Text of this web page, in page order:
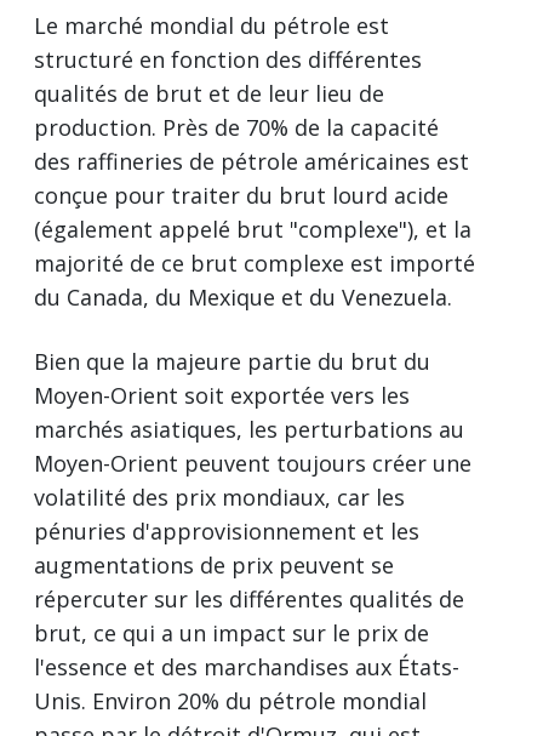
Le marché mondial du pétrole est
structuré en fonction des différentes
qualités de brut et de leur lieu de
production. Près de 70% de la capacité
des raffineries de pétrole américaines est
conçue pour traiter du brut lourd acide
(également appelé brut "complexe"), et la
majorité de ce brut complexe est importé
du Canada, du Mexique et du Venezuela.
Bien que la majeure partie du brut du
Moyen-Orient soit exportée vers les
marchés asiatiques, les perturbations au
Moyen-Orient peuvent toujours créer une
volatilité des prix mondiaux, car les
pénuries d'approvisionnement et les
augmentations de prix peuvent se
répercuter sur les différentes qualités de
brut, ce qui a un impact sur le prix de
l'essence et des marchandises aux États-
Unis. Environ 20% du pétrole mondial